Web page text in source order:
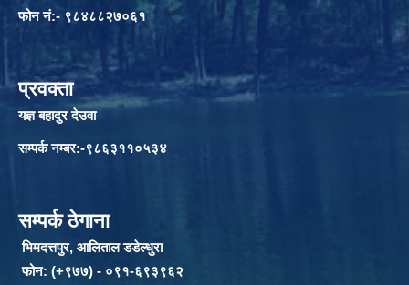
फोन नं:- ९८४८८२७०६१
प्रवक्ता
यज्ञ बहादुर देउवा
सम्पर्क नम्बर:-९८६३११०५३४
सम्पर्क ठेगाना
भिमदत्तपुर, आलिताल डडेल्धुरा
फोन: (+९७७) - ०९१-६९३९६२